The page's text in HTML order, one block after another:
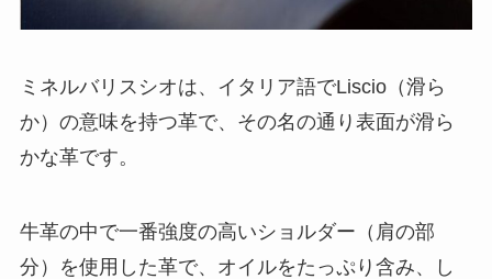
ミネルバリスシオは、イタリア語でLiscio（滑ら
か）の意味を持つ革で、その名の通り表面が滑ら
かな革です。
牛革の中で一番強度の高いショルダー（肩の部
分）を使用した革で、オイルをたっぷり含み、し